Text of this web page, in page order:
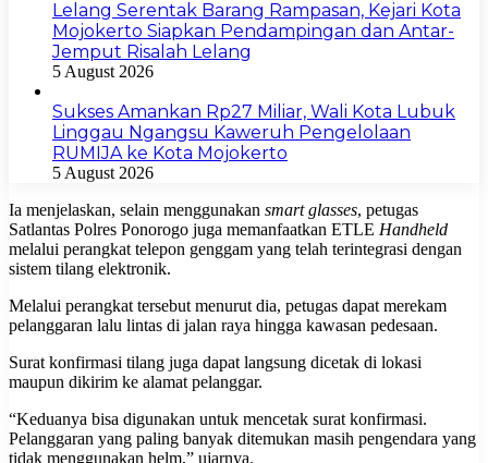
Lelang Serentak Barang Rampasan, Kejari Kota
Mojokerto Siapkan Pendampingan dan Antar-
Jemput Risalah Lelang
5 August 2026
Sukses Amankan Rp27 Miliar, Wali Kota Lubuk
Linggau Ngangsu Kaweruh Pengelolaan
RUMIJA ke Kota Mojokerto
5 August 2026
Ia menjelaskan, selain menggunakan smart glasses, petugas
Satlantas Polres Ponorogo juga memanfaatkan ETLE Handheld
melalui perangkat telepon genggam yang telah terintegrasi dengan
sistem tilang elektronik.
Melalui perangkat tersebut menurut dia, petugas dapat merekam
pelanggaran lalu lintas di jalan raya hingga kawasan pedesaan.
Surat konfirmasi tilang juga dapat langsung dicetak di lokasi
maupun dikirim ke alamat pelanggar.
“Keduanya bisa digunakan untuk mencetak surat konfirmasi.
Pelanggaran yang paling banyak ditemukan masih pengendara yang
tidak menggunakan helm,” ujarnya.